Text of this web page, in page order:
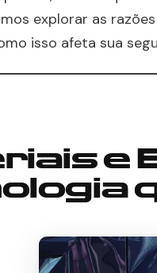
explorar as
isso afeta sua
e